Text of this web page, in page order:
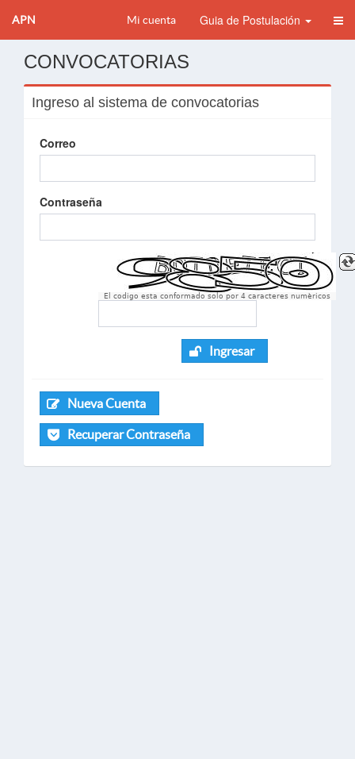
APN Mi cuenta Guia de Postulación
CONVOCATORIAS
Ingreso al sistema de convocatorias
Correo
Contraseña
El codigo esta conformado solo por 4 caracteres numèricos
Ingresar
Nueva Cuenta
Recuperar Contraseña